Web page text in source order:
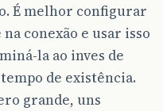
É melhor configurar
conexão e usar isso
la ao inves de
de existência.
grande, uns